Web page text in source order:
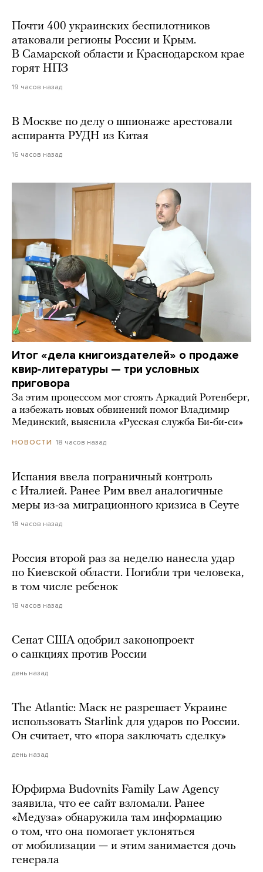
Почти 400 украинских беспилотников
атаковали регионы России и Крым.
В Самарской области и Краснодарском крае
горят НПЗ
19 часов назад
В Москве по делу о шпионаже арестовали
аспиранта РУДН из Китая
16 часов назад
Итог «дела книгоиздателей» о продаже
квир-литературы — три условных
приговора
За этим процессом мог стоять Аркадий Ротенберг,
а избежать новых обвинений помог Владимир
Мединский, выяснила «Русская служба Би-би-си»
НОВОСТИ 18 часов назад
Испания ввела пограничный контроль
с Италией. Ранее Рим ввел аналогичные
меры из-за миграционного кризиса в Сеуте
18 часов назад
Россия второй раз за неделю нанесла удар
по Киевской области. Погибли три человека,
в том числе ребенок
18 часов назад
Сенат США одобрил законопроект
о санкциях против России
день назад
The Atlantic: Маск не разрешает Украине
использовать Starlink для ударов по России.
Он считает, что «пора заключать сделку»
день назад
Юрфирма Budovnits Family Law Agency
заявила, что ее сайт взломали. Ранее
«Медуза» обнаружила там информацию
о том, что она помогает уклоняться
от мобилизации — и этим занимается дочь
генерала